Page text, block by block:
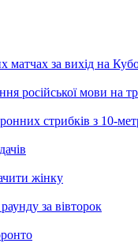
матчах за вихід на
російської мови на
стрибків з 10-
жінку
за вівторок